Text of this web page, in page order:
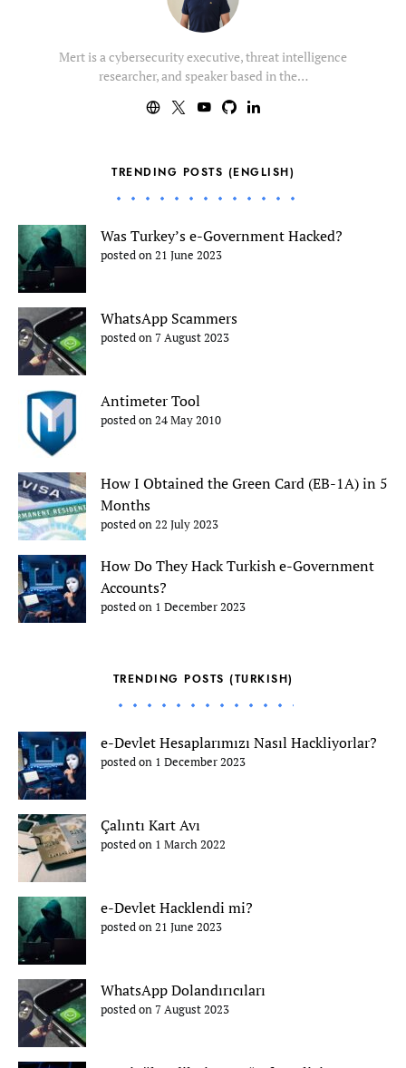
Mert is a cybersecurity executive, threat intelligence
researcher, and speaker based in the…
TRENDING POSTS (ENGLISH)
Was Turkey’s e-Government Hacked?
posted on 21 June 2023
WhatsApp Scammers
posted on 7 August 2023
Antimeter Tool
posted on 24 May 2010
How I Obtained the Green Card (EB-1A) in 5
Months
posted on 22 July 2023
How Do They Hack Turkish e-Government
Accounts?
posted on 1 December 2023
TRENDING POSTS (TURKISH)
e-Devlet Hesaplarımızı Nasıl Hackliyorlar?
posted on 1 December 2023
Çalıntı Kart Avı
posted on 1 March 2022
e-Devlet Hacklendi mi?
posted on 21 June 2023
WhatsApp Dolandırıcıları
posted on 7 August 2023